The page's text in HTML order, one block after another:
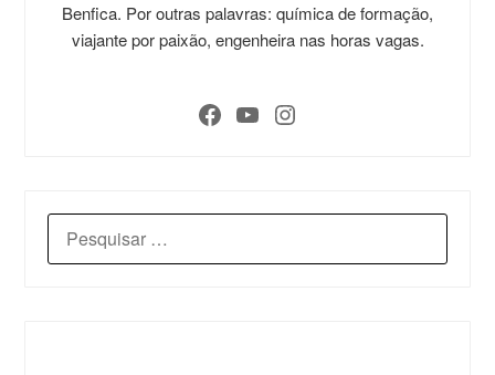
Benfica. Por outras palavras: química de formação,
viajante por paixão, engenheira nas horas vagas.